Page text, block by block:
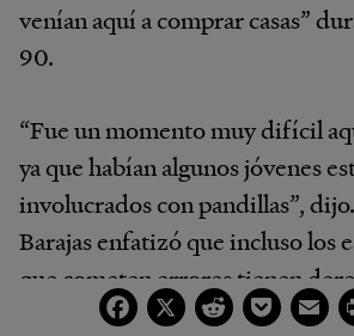
venían aquí a comprar casas”
90.
“Fue un momento muy difícil
ya que habían algunos jóvenes
involucrados con pandillas”,
Barajas enfatizó que incluso los
que cometen errores tienen
permanecer en la escuela y no
Facebook
X RedditPocket